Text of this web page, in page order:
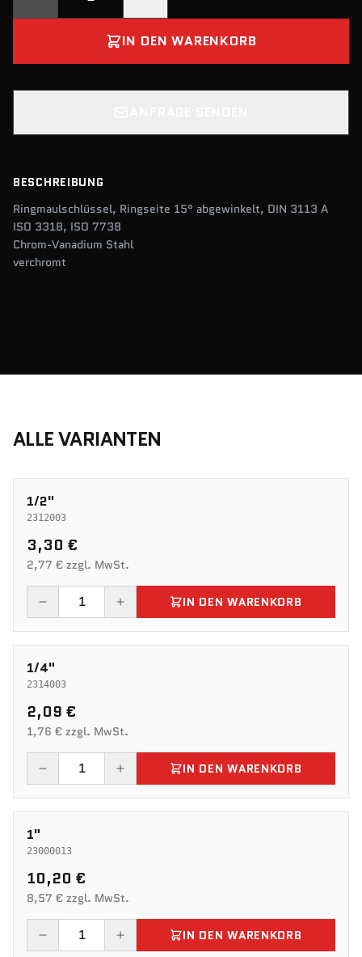
IN DEN WARENKORB
BESCHREIBUNG
Ringmaulschlüssel, Ringseite 15° abgewinkelt, DIN 3113 A
ISO 3318, ISO 7738
Chrom-Vanadium Stahl
verchromt
ALLE VARIANTEN
1/2"
2312003
3,30 €
2,77 € zzgl. MwSt.
IN DEN WARENKORB
1/4"
2314003
2,09 €
1,76 € zzgl. MwSt.
IN DEN WARENKORB
1"
23000013
10,20 €
8,57 € zzgl. MwSt.
IN DEN WARENKORB